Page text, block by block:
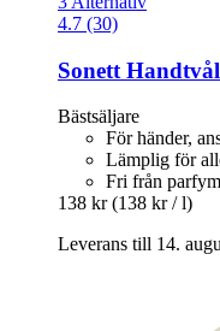
4.7 (30)
Sonett
Bästsäljare
För händer,
Lämplig för
Fri från parfym
138 kr (138 kr / l)
Leverans till 14.